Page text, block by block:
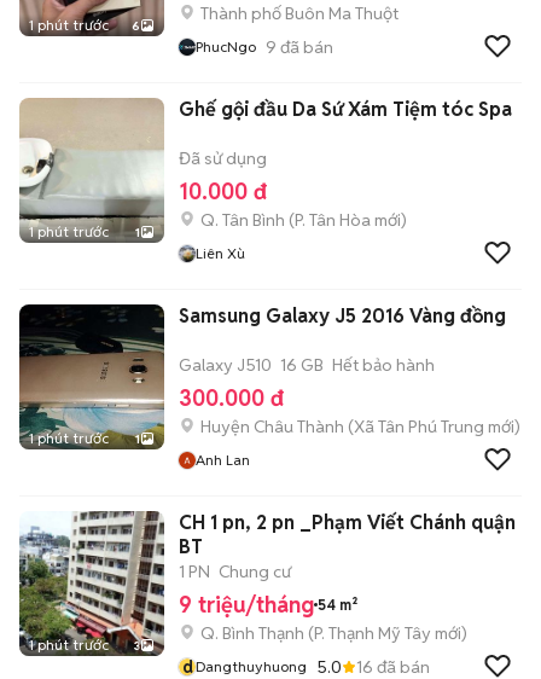
1 phút trước 6
Thành phố Buôn Ma Thuột
PhucNgo 9 đã bán
1 phút trước 1
Ghế gội đầu Da Sứ Xám Tiệm tóc Spa
Đã sử dụng
10.000 đ
Q. Tân Bình (P. Tân Hòa mới)
Liên Xù
1 phút trước 1
Samsung Galaxy J5 2016 Vàng đồng
Galaxy J510 16 GB Hết bảo hành
300.000 đ
Huyện Châu Thành (Xã Tân Phú Trung mới)
Anh Lan
1 phút trước 3
CH 1 pn, 2 pn _Phạm Viết Chánh quận
BT
1 PN Chung cư
9 triệu/tháng 54 m²
Q. Bình Thạnh (P. Thạnh Mỹ Tây mới)
dDangthuyhuong 5.0 16 đã bán